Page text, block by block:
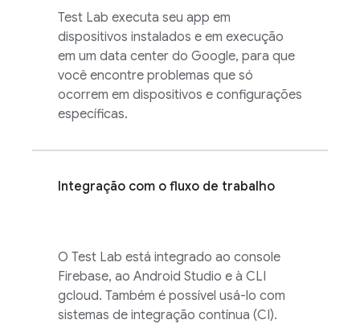
Test Lab executa seu app em
dispositivos instalados e em execução
em um data center do Google, para que
você encontre problemas que só
ocorrem em dispositivos e configurações
específicas.
Integração com o fluxo de trabalho
O Test Lab está integrado ao console
Firebase, ao Android Studio e à CLI
gcloud. Também é possível usá-lo com
sistemas de integração contínua (CI).